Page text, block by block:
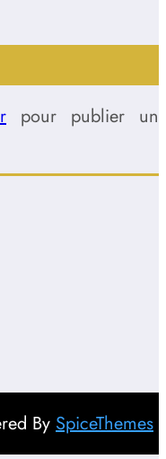
pour publier un
By SpiceThemes